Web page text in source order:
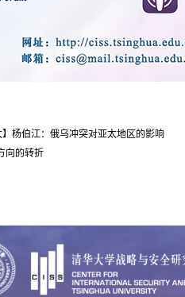
】杨伯江：俄乌冲突对亚太地区的影响
向的转折